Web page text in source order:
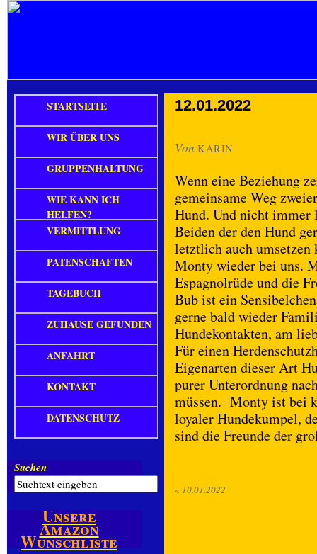
12.01.2022
Von KARIN
Wenn eine Beziehung
gemeinsame Weg
Hund. Und nicht immer
Beiden der den Hund
letztlich auch umsetzen
Monty wieder bei uns.
Espagnolrüde und die
Bub ist ein
gerne bald wieder
Hundekontakten, am
Für einen
Eigenarten dieser Art
purer Unterordnung
müssen. Monty ist bei
loyaler Hundekumpel,
sind die Freunde der
« 10.01.2022
STARTSEITE
WIR ÜBER UNS
GRUPPENHALTUNG
WIE KANN ICH
HELFEN?
VERMITTLUNG
PATENSCHAFTEN
TAGEBUCH
ZUHAUSE GEFUNDEN
ANFAHRT
KONTAKT
DATENSCHUTZ
Suchen
Unsere
Amazon
Wunschliste